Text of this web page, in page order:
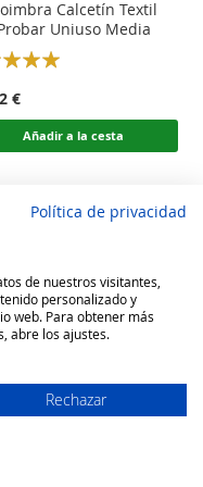
Calcetín Textil
Uniuso Media
€
Añadir a la cesta
Política de privacidad
de nuestros visitantes,
personalizado y
web. Para obtener más
abre los ajustes.
Rechazar